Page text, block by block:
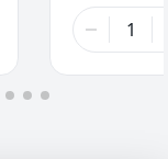
203,00 ₴
500 г